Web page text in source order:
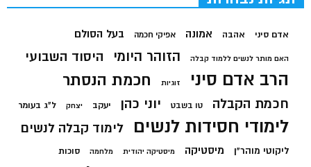
אדם סיני אהבה אמונה אפיקי חכמה בעל הסולם
האם מותר לנשים ללמוד קבלה הזוהר היומי היסוד השבועי
הרב אדם סיני זוגיות חכמת הנסתר
חכמת הקבלה טו בשבט יוני כהן יעקב יצחק ל"ג בעומר
לימודי חסידות לנשים לימוד קבלה לנשים
ליקוטי מוהר"ן מיסטיקה מיסטיקה יהודית מלחמה סוכות